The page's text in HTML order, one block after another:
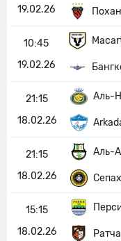
19.02.26
10:45
19.02.26
21:15
18.02.26
Аль-
21:15
18.02.26
Аль-
15:15
18.02.26